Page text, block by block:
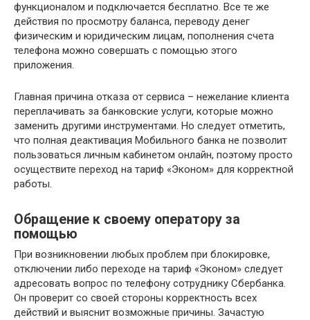
функционалом и подключается бесплатно. Все те же
действия по просмотру баланса, переводу денег
физическим и юридическим лицам, пополнения счета
телефона можно совершать с помощью этого
приложения.
Главная причина отказа от сервиса – нежелание клиента
переплачивать за банковские услуги, которые можно
заменить другими инструментами. Но следует отметить,
что полная деактивация Мобильного банка не позволит
пользоваться личным кабинетом онлайн, поэтому просто
осуществите переход на тариф «Эконом» для корректной
работы.
Обращение к своему оператору за
помощью
При возникновении любых проблем при блокировке,
отключении либо переходе на тариф «Эконом» следует
адресовать вопрос по телефону сотруднику Сбербанка.
Он проверит со своей стороны корректность всех
действий и выяснит возможные причины. Зачастую